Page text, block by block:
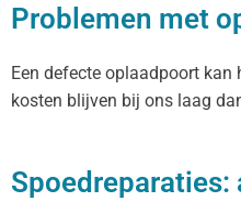
Problemen met
Een defecte oplaadpoort
kosten blijven bij ons laag